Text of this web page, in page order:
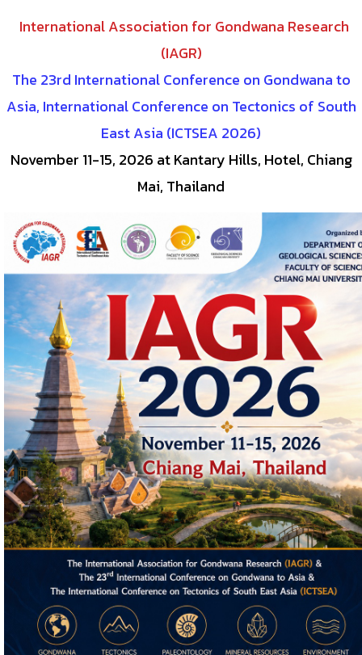
International Association for Gondwana Research
(IAGR)
The 23rd International Conference on Gondwana to
Asia, International Conference on Tectonics of South
East Asia (ICTSEA 2026)
November 11-15, 2026 at Kantary Hills, Hotel, Chiang
Mai, Thailand